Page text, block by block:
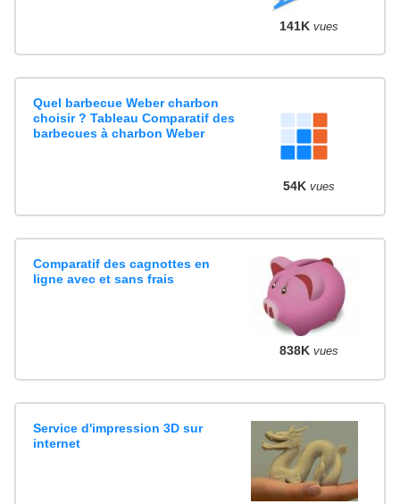
141K vues
Quel barbecue Weber charbon
choisir ? Tableau Comparatif des
barbecues à charbon Weber
54K vues
Comparatif des cagnottes en
ligne avec et sans frais
838K vues
Service d'impression 3D sur
internet